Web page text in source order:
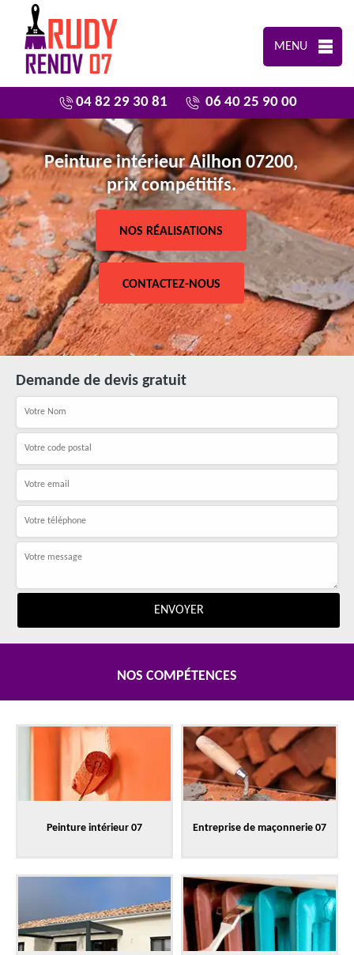
MENU
04 82 29 30 81 06 40 25 90 00
Peinture intérieur Ailhon 07200,
prix compétitifs.
NOS RÉALISATIONS
CONTACTEZ-NOUS
Demande de devis gratuit
NOS COMPÉTENCES
Peinture intérieur 07 Entreprise de maçonnerie 07